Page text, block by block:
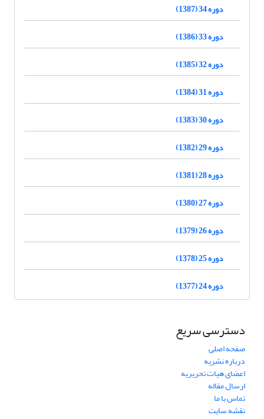
دوره 34 (1387)
دوره 33 (1386)
دوره 32 (1385)
دوره 31 (1384)
دوره 30 (1383)
دوره 29 (1382)
دوره 28 (1381)
دوره 27 (1380)
دوره 26 (1379)
دوره 25 (1378)
دوره 24 (1377)
دسترسی سریع
صفحه اصلی
درباره نشریه
اعضای هیات تحریریه
ارسال مقاله
تماس با ما
نقشه سایت